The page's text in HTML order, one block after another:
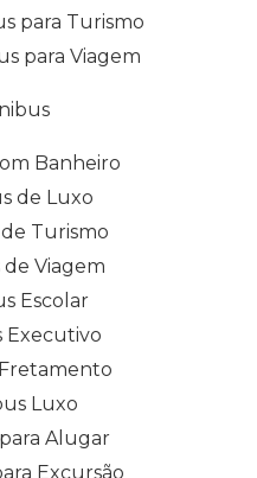
para Turismo
para Viagem
Banheiro
de Luxo
Turismo
Viagem
Escolar
Executivo
Luxo
Alugar
Excursão